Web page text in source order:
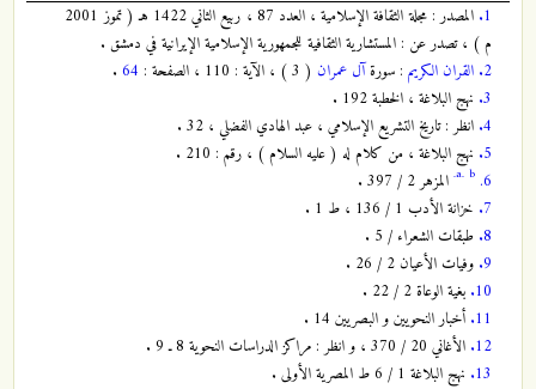
1.
المصدر : مجلة الثقافة الإسلامية ، العدد 87 ، ربيع الثاني 1422 هـ ( تموز 2001
م ) ، تصدر عن : المستشارية الثقافية للجمهورية الإسلامية الإيرانية في دمشق .
2. القران الكريم : سورةآل عمران ( 3 ) ، الآية : 110 ، الصفحة : 64
.
3. نهج البلاغة ، الخطبة 192 .
4. انظر : تاريخ التشريع الإسلامي ، عبد الهادي الفضلي ، 32 .
5. نهج البلاغة ، من كلام له ( عليه السلام ) ، رقم : 210 .
6.
a. b.
المزهر 2 / 397 .
7. خزانة الأدب 1 / 136 ، ط 1 .
8. طبقات الشعراء / 5 .
9. وفيات الأعيان 2 / 26 .
10. بغية الوعاة 2 / 22 .
11. أخبار النحويين و البصريين 14 .
12. الأغاني 20 / 370 ، و انظر : مراكز الدراسات النحوية 8 ـ 9 .
13. نهج البلاغة 1 / 6 ط المصرية الأولى .